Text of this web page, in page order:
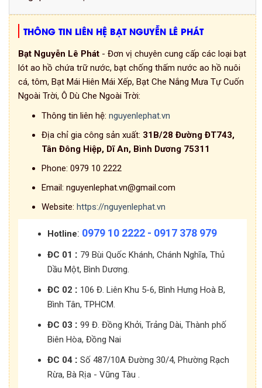
THÔNG TIN LIÊN HỆ BẠT NGUYỄN LÊ PHÁT
Bạt Nguyễn Lê Phát - Đơn vị chuyên cung cấp các loại bạt
lót ao hồ chứa trữ nước, bạt chống thấm nước ao hồ nuôi
cá, tôm, Bạt Mái Hiên Mái Xếp, Bạt Che Nắng Mưa Tự Cuốn
Ngoài Trời, Ô Dù Che Ngoài Trời:
Thông tin liên hệ: nguyenlephat.vn
Địa chỉ gia công sản xuất: 31B/28 Đường ĐT743,
Tân Đông Hiệp, Dĩ An, Bình Dương 75311
Phone: 0979 10 2222
Email: nguyenlephat.vn@gmail.com
Website: https://nguyenlephat.vn
Hotline: 0979 10 2222 - 0917 378 979
ĐC 01 : 79 Bùi Quốc Khánh, Chánh Nghĩa, Thủ
Dầu Một, Bình Dương.
ĐC 02 : 106 Đ. Liên Khu 5-6, Bình Hưng Hoà B,
Bình Tân, TPHCM.
ĐC 03 : 99 Đ. Đồng Khởi, Trảng Dài, Thành phố
Biên Hòa, Đồng Nai
ĐC 04 : Số 487/10A Đường 30/4, Phường Rạch
Rừa, Bà Rịa - Vũng Tàu .